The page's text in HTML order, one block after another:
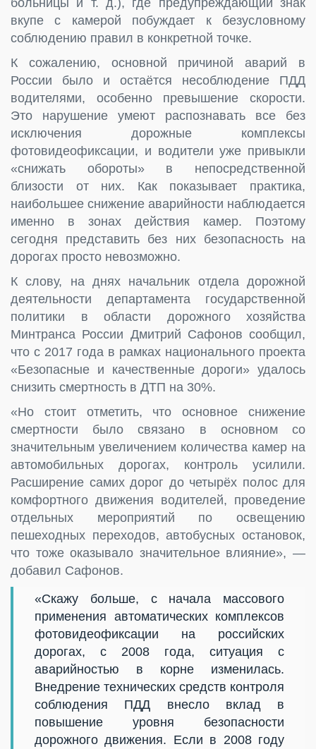
вкупе с камерой побуждает к безусловному
соблюдению правил в конкретной точке.
К сожалению, основной причиной аварий в
России было и остаётся несоблюдение ПДД
водителями, особенно превышение скорости.
Это нарушение умеют распознавать все без
исключения дорожные комплексы
фотовидеофиксации, и водители уже привыкли
«снижать обороты» в непосредственной
близости от них. Как показывает практика,
наибольшее снижение аварийности наблюдается
именно в зонах действия камер. Поэтому
сегодня представить без них безопасность на
дорогах просто невозможно.
К слову, на днях начальник отдела дорожной
деятельности департамента государственной
политики в области дорожного хозяйства
Минтранса России Дмитрий Сафонов сообщил,
что с 2017 года в рамках национального проекта
«Безопасные и качественные дороги» удалось
снизить смертность в ДТП на 30%.
«Но стоит отметить, что основное снижение
смертности было связано в основном со
значительным увеличением количества камер на
автомобильных дорогах, контроль усилили.
Расширение самих дорог до четырёх полос для
комфортного движения водителей, проведение
отдельных мероприятий по освещению
пешеходных переходов, автобусных остановок,
что тоже оказывало значительное влияние», —
добавил Сафонов.
«Скажу больше, с начала массового
применения автоматических комплексов
фотовидеофиксации на российских
дорогах, с 2008 года, ситуация с
аварийностью в корне изменилась.
Внедрение технических средств контроля
соблюдения ПДД внесло вклад в
повышение уровня безопасности
дорожного движения. Если в 2008 году